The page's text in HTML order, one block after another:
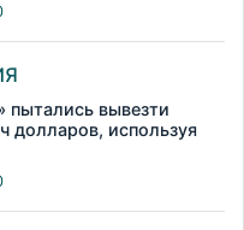
пытались вывезти
долларов, используя